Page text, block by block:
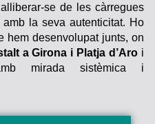
se de les càrregues
la seva autenticitat. Ho
hem desenvolupat junts, on
a Girona i Platja d’Aro i
mirada sistèmica i